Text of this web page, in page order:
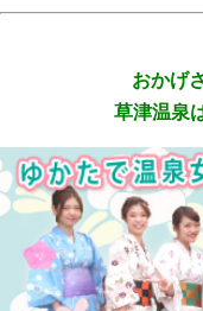
おかげ
草津温泉